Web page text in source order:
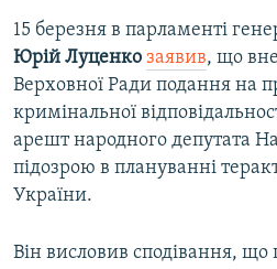
15 березня в парламенті
Юрій Луценко заявив, що
Верховної Ради подання на
кримінальної
арешт народного депутата
підозрою в плануванні
України.
Він висловив сподівання,